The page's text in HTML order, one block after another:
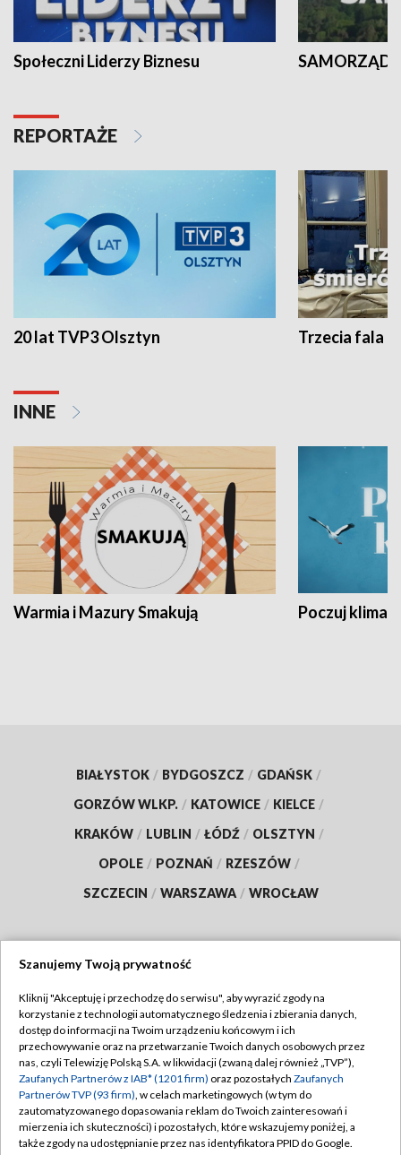
Społeczni Liderzy Biznesu SAMORZĄD
REPORTAŻE
20 lat TVP3 Olsztyn Trzecia fala -
INNE
Warmia i Mazury Smakują Poczuj klimat
BIAŁYSTOK / BYDGOSZCZ / GDAŃSK /
GORZÓW WLKP. / KATOWICE / KIELCE /
KRAKÓW / LUBLIN / ŁÓDŹ / OLSZTYN /
OPOLE / POZNAŃ / RZESZÓW /
SZCZECIN / WARSZAWA / WROCŁAW
TVP
Abonament TVP
Emisja w TVP
Centrum informacji TVP
Naziemna Telewizja Cyfrowa
Regulamin TVP
Polityka prywatności
Moje zgody
Pomoc
Szanujemy Twoją prywatność
Kliknij "Akceptuję i przechodzę do serwisu", aby wyrazić zgody na
korzystanie z technologii automatycznego śledzenia i zbierania danych,
dostęp do informacji na Twoim urządzeniu końcowym i ich
przechowywanie oraz na przetwarzanie Twoich danych osobowych przez
nas, czyli Telewizję Polską S.A. w likwidacji (zwaną dalej również „TVP”),
Zaufanych Partnerów z IAB* (1201 firm) oraz pozostałych Zaufanych
Partnerów TVP (93 firm), w celach marketingowych (w tym do
zautomatyzowanego dopasowania reklam do Twoich zainteresowań i
mierzenia ich skuteczności) i pozostałych, które wskazujemy poniżej, a
także zgody na udostępnianie przez nas identyfikatora PPID do Google.